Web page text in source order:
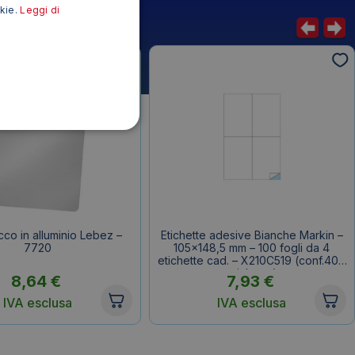
in alluminio Lebez –
7720
8,64€
IVA esclusa
Etichette adesive Bianche Markin –
105×148,5 mm – 100 fogli da 4
etichette cad. – X210C519 (conf.400
etichette)
7,93€
IVA esclusa
Leggi di